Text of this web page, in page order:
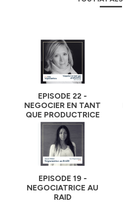
EPISODE 22 -
NEGOCIER EN TANT
QUE PRODUCTRICE
EPISODE 19 -
NEGOCIATRICE AU
RAID